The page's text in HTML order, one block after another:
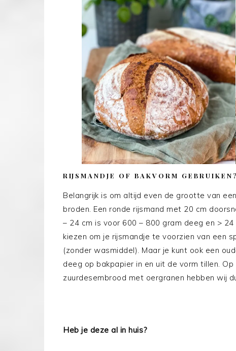
RIJSMANDJE OF BAKVORM GEBRUIKEN?
Belangrijk is om altijd even de grootte van
broden. Een ronde rijsmand met 20 cm
– 24 cm is voor 600 – 800 gram deeg en >
kiezen om je rijsmandje te voorzien van een
(zonder wasmiddel). Maar je kunt ook een
deeg op bakpapier in en uit de vorm tillen.
zuurdesembrood met oergranen hebben wij
Heb je deze al in huis?